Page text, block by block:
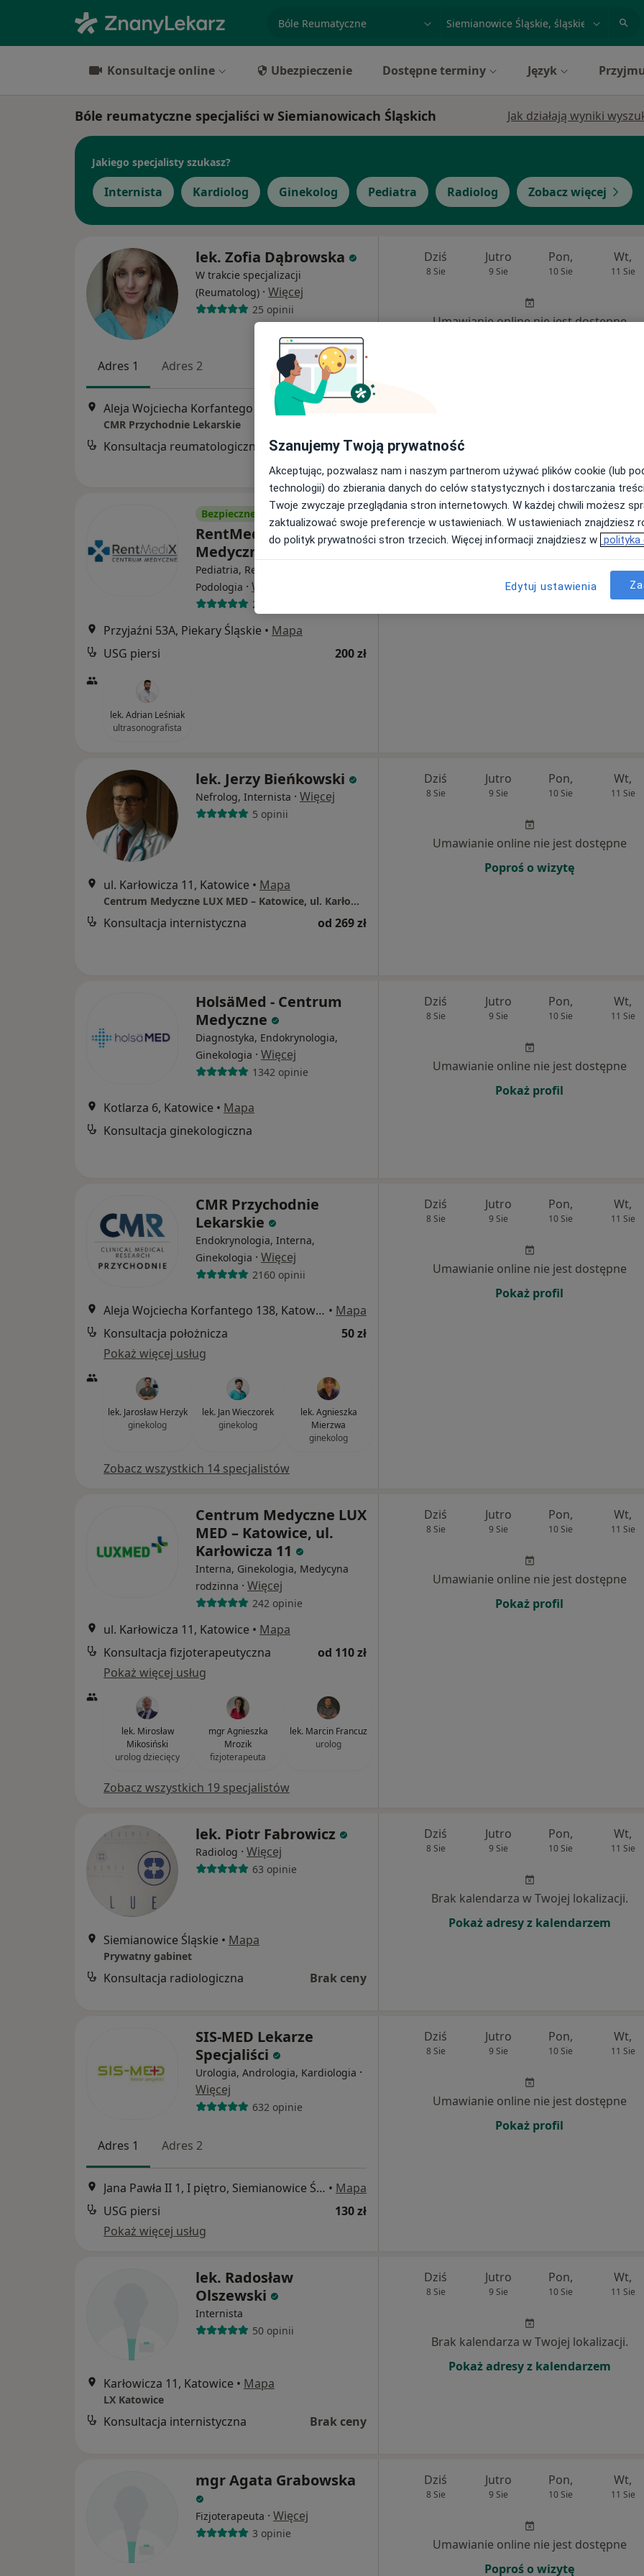
specjalizacja, badanie lub nazwiskomiasto lub dzielnica
Konsultacje online Ubezpieczenie Dostępne terminy Język
Bóle reumatyczne specjaliści w Siemianowicach Śląskich Jak działają wyniki
Jakiego specjalisty szukasz?
Internista Kardiolog Ginekolog Pediatra Radiolog Zobacz więcej
lek. Zofia Dąbrowska
W trakcie specjalizacji
(Reumatolog) · Więcej
25 opinii
Adres 1 Adres 2
Aleja Wojciecha Korfantego 138, Katowice Mapa
CMR Przychodnie Lekarskie
Konsultacja reumatologiczna 230 zł
Dziś
8 Sie
Jutro
9 Sie
Pon,
10 Sie
Wt,
11 Sie
Umawianie online nie jest dostępne
Bezpieczne płatności
RentMediX Centrum
Medyczne
Pediatria, Rehabilitacja medyczna,
Podologia · Więcej
200 opinii
Przyjaźni 53A, Piekary Śląskie • Mapa
USG piersi
200 zł
lek. Adrian Leśniak
ultrasonografista
Dziś
8 Sie
Jutro
9 Sie
Pon,
10 Sie
Wt,
11 Sie
lek. Jerzy Bieńkowski
Nefrolog, Internista · Więcej
5 opinii
ul. Karłowicza 11, Katowice • Mapa
Centrum Medyczne LUX MED – Katowice, ul. Karłowicza 11
Konsultacja internistyczna od 269 zł
Dziś
8 Sie
Jutro
9 Sie
Pon,
10 Sie
Wt,
11 Sie
Umawianie online nie jest dostępne
Poproś o wizytę
HolsäMed - Centrum
Medyczne
Diagnostyka, Endokrynologia,
Ginekologia · Więcej
1342 opinie
Kotlarza 6, Katowice • Mapa
Konsultacja ginekologiczna
Dziś
8 Sie
Jutro
9 Sie
Pon,
10 Sie
Wt,
11 Sie
Umawianie online nie jest dostępne
Pokaż profil
CMR Przychodnie
Lekarskie
Endokrynologia, Interna,
Ginekologia · Więcej
2160 opinii
Aleja Wojciecha Korfantego 138, Katowice • Mapa
Konsultacja położnicza
50 zł
Pokaż więcej usług
lek. Jarosław Herzyk
ginekolog
lek. Jan Wieczorek
ginekolog
lek. Agnieszka
Mierzwa
ginekolog
Zobacz wszystkich 14 specjalistów
Dziś
8 Sie
Jutro
9 Sie
Pon,
10 Sie
Wt,
11 Sie
Umawianie online nie jest dostępne
Pokaż profil
Centrum Medyczne LUX
MED – Katowice, ul.
Karłowicza 11
Interna, Ginekologia, Medycyna
rodzinna · Więcej
242 opinie
ul. Karłowicza 11, Katowice • Mapa
Konsultacja fizjoterapeutyczna
od 110 zł
Pokaż więcej usług
lek. Mirosław
Mikosiński
urolog dziecięcy
mgr Agnieszka
Mrozik
fizjoterapeuta
lek. Marcin Francuz
urolog
Zobacz wszystkich 19 specjalistów
Dziś
8 Sie
Jutro
9 Sie
Pon,
10 Sie
Wt,
11 Sie
Umawianie online nie jest dostępne
Pokaż profil
lek. Piotr Fabrowicz
Radiolog · Więcej
63 opinie
Siemianowice Śląskie • Mapa
Prywatny gabinet
Konsultacja radiologiczna Brak ceny
Dziś
8 Sie
Jutro
9 Sie
Pon,
10 Sie
Wt,
11 Sie
Brak kalendarza w Twojej lokalizacji.
Pokaż adresy z kalendarzem
SIS-MED Lekarze
Specjaliści
Urologia, Andrologia, Kardiologia ·
Więcej
632 opinie
Adres 1 Adres 2
Jana Pawła II 1, I piętro, Siemianowice Śląskie • Mapa
USG piersi
130 zł
Pokaż więcej usług
Dziś
8 Sie
Jutro
9 Sie
Pon,
10 Sie
Wt,
11 Sie
Umawianie online nie jest dostępne
Pokaż profil
lek. Radosław
Olszewski
Internista
50 opinii
Karłowicza 11, Katowice • Mapa
LX Katowice
Konsultacja internistyczna Brak ceny
Dziś
8 Sie
Jutro
9 Sie
Pon,
10 Sie
Wt,
11 Sie
Brak kalendarza w Twojej lokalizacji.
Pokaż adresy z kalendarzem
mgr Agata Grabowska
Fizjoterapeuta · Więcej
3 opinie
Dziś
8 Sie
Jutro
9 Sie
Pon,
10 Sie
Wt,
11 Sie
Umawianie online nie jest dostępne
Poproś o wizytę
Szanujemy Twoją prywatność
Akceptując, pozwalasz nam i naszym partnerom używać plików cookie (lub
technologii) do zbierania danych do celów statystycznych i dostarczania
Twoje zwyczaje przeglądania stron internetowych. W każdej chwili możesz
zaktualizować swoje preferencje w ustawieniach. W ustawieniach znajdziesz
do polityk prywatności stron trzecich. Więcej informacji znajdziesz w polityka
Edytuj ustawienia